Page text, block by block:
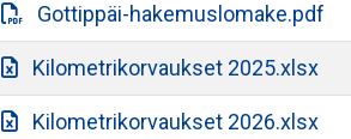
Gottippäi-hakemuslomake.pdf
Kilometrikorvaukset 2025.xlsx
Kilometrikorvaukset 2026.xlsx